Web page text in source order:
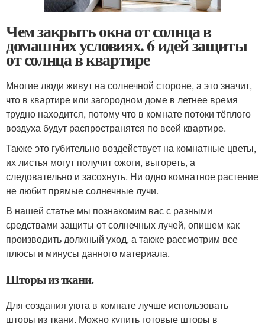
Чем закрыть окна от солнца в
домашних условиях. 6 идей защиты
от солнца в квартире
Многие люди живут на солнечной стороне, а это значит,
что в квартире или загородном доме в летнее время
трудно находится, потому что в комнате потоки тёплого
воздуха будут распространятся по всей квартире.
Также это губительно воздействует на комнатные цветы,
их листья могут получит ожоги, выгореть, а
следовательно и засохнуть. Ни одно комнатное растение
не любит прямые солнечные лучи.
В нашей статье мы познакомим вас с разными
средствами защиты от солнечных лучей, опишем как
производить должный уход, а также рассмотрим все
плюсы и минусы данного материала.
Шторы из ткани.
Для создания уюта в комнате лучше использовать
шторы из ткани. Можно купить готовые шторы в